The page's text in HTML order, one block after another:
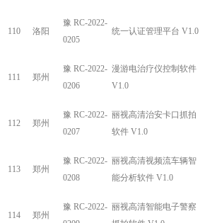
110 洛阳
豫 RC-2022-
0205
统一认证管理平台 V1.0
111 郑州
豫 RC-2022-
0206
漫游电治疗仪控制软件
V1.0
112 郑州
豫 RC-2022-
0207
丽视高清治安卡口抓拍
软件 V1.0
113 郑州
豫 RC-2022-
0208
丽视高清视频流车辆智
能分析软件 V1.0
114 郑州
豫 RC-2022- 丽视高清智能电子警察